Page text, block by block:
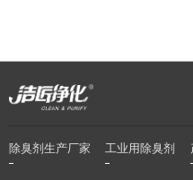
除臭剂生产厂家 工业用除臭剂